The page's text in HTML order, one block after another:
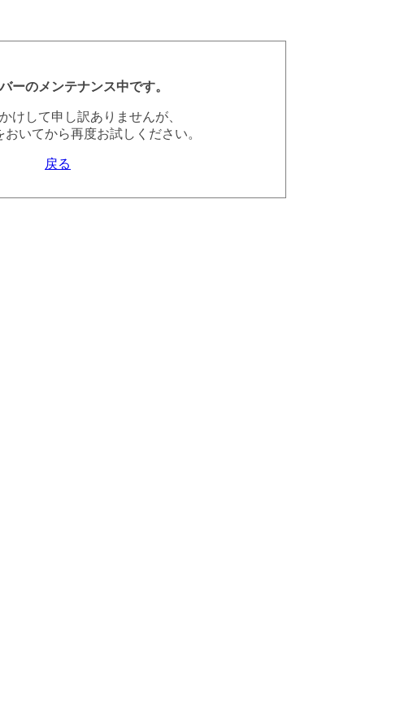
ーのメンテナンス中です。
けして申し訳ありませんが、
おいてから再度お試しください。
戻る